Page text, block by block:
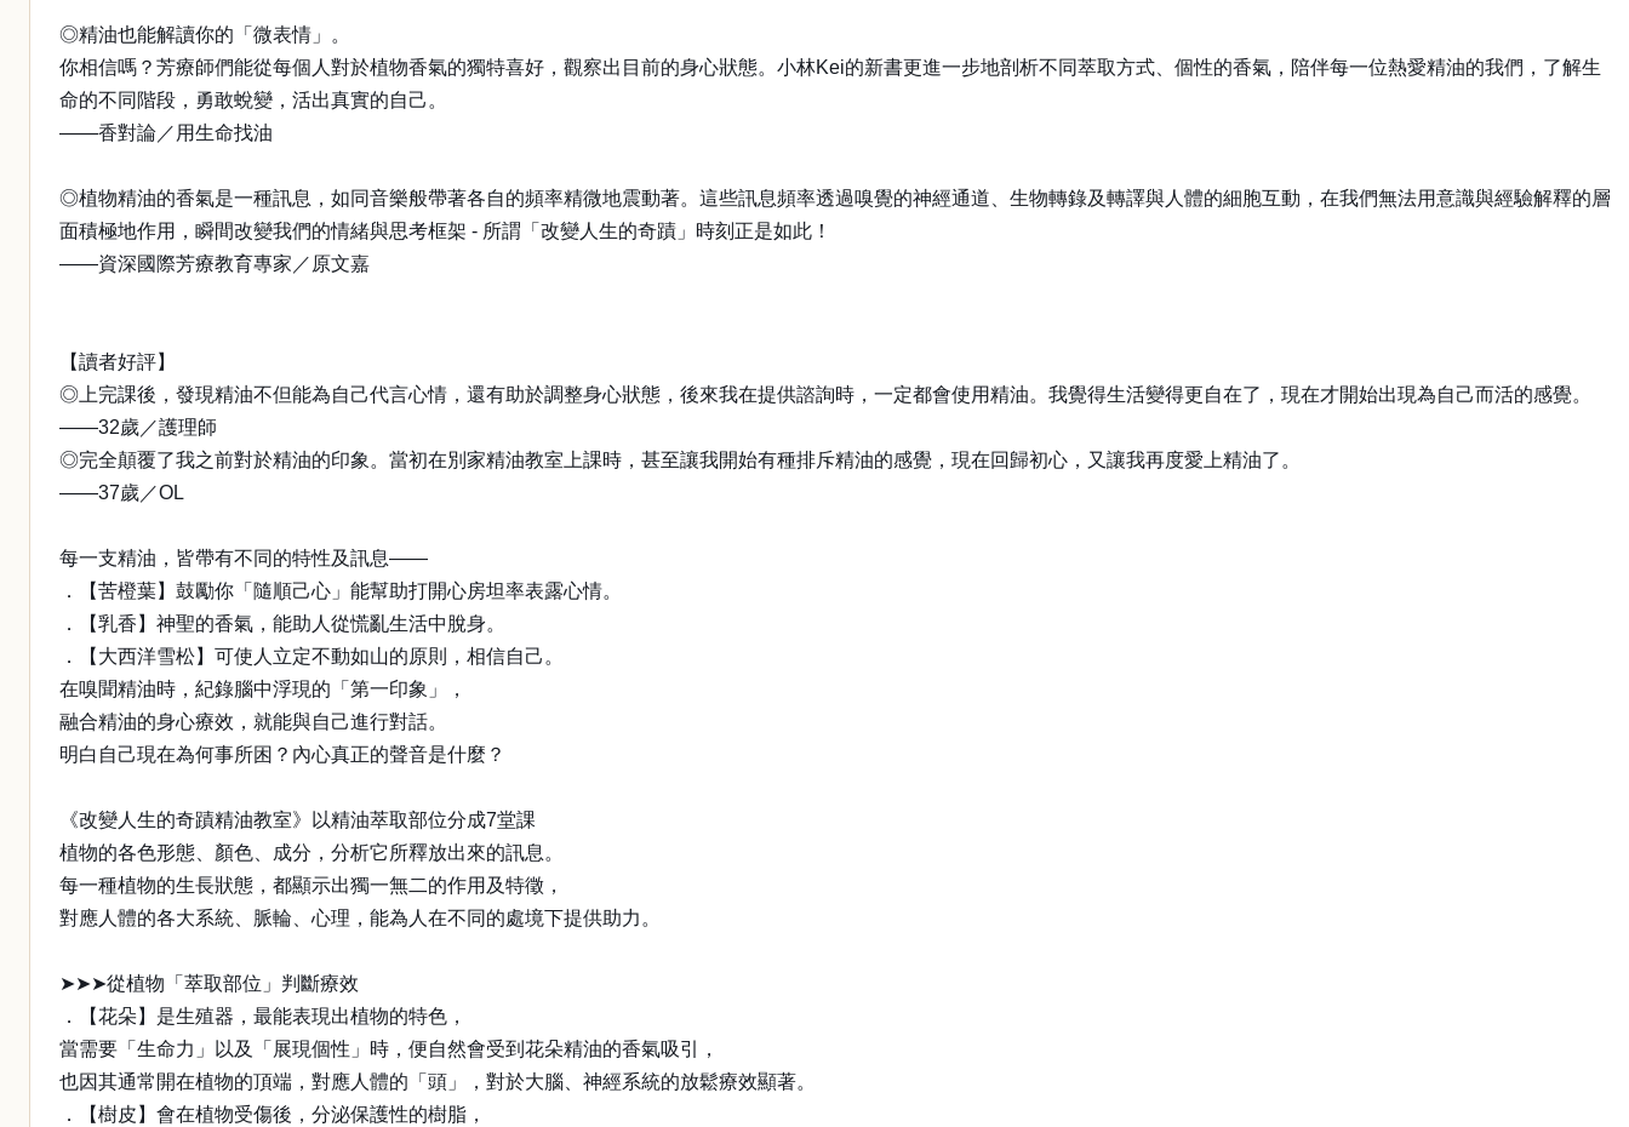
◎精油也能解讀你的「微表情」。
你相信嗎？芳療師們能從每個人對於植物香氣的獨特喜好，觀察出目前的身心狀態。小林Kei的新書更進一步地剖析不同萃取方式、個性的香氣，陪伴每一位熱愛精油的我們，了解生
命的不同階段，勇敢蛻變，活出真實的自己。
——香對論／用生命找油
◎植物精油的香氣是一種訊息，如同音樂般帶著各自的頻率精微地震動著。這些訊息頻率透過嗅覺的神經通道、生物轉錄及轉譯與人體的細胞互動，在我們無法用意識與經驗解釋的層
面積極地作用，瞬間改變我們的情緒與思考框架 - 所謂「改變人生的奇蹟」時刻正是如此！
——資深國際芳療教育專家／原文嘉
【讀者好評】
◎上完課後，發現精油不但能為自己代言心情，還有助於調整身心狀態，後來我在提供諮詢時，一定都會使用精油。我覺得生活變得更自在了，現在才開始出現為自己而活的感覺。
——32歲／護理師
◎完全顛覆了我之前對於精油的印象。當初在別家精油教室上課時，甚至讓我開始有種排斥精油的感覺，現在回歸初心，又讓我再度愛上精油了。
——37歲／OL
每一支精油，皆帶有不同的特性及訊息——
．【苦橙葉】鼓勵你「隨順己心」能幫助打開心房坦率表露心情。
．【乳香】神聖的香氣，能助人從慌亂生活中脫身。
．【大西洋雪松】可使人立定不動如山的原則，相信自己。
在嗅聞精油時，紀錄腦中浮現的「第一印象」，
融合精油的身心療效，就能與自己進行對話。
明白自己現在為何事所困？內心真正的聲音是什麼？
《改變人生的奇蹟精油教室》以精油萃取部位分成7堂課
植物的各色形態、顏色、成分，分析它所釋放出來的訊息。
每一種植物的生長狀態，都顯示出獨一無二的作用及特徵，
對應人體的各大系統、脈輪、心理，能為人在不同的處境下提供助力。
➤➤➤從植物「萃取部位」判斷療效
．【花朵】是生殖器，最能表現出植物的特色，
當需要「生命力」以及「展現個性」時，便自然會受到花朵精油的香氣吸引，
也因其通常開在植物的頂端，對應人體的「頭」，對於大腦、神經系統的放鬆療效顯著。
．【樹皮】會在植物受傷後，分泌保護性的樹脂，